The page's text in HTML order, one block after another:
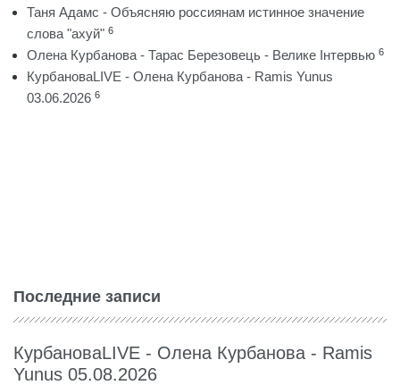
Таня Адамс - Объясняю россиянам истинное значение
слова "ахуй" 6
Олена Курбанова - Тарас Березовець - Велике Інтервью 6
КурбановаLIVE - Олена Курбанова - Ramis Yunus
03.06.2026 6
Последние записи
КурбановаLIVE - Олена Курбанова - Ramis
Yunus 05.08.2026